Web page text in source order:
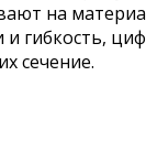
на
и гибкость,
сечение.